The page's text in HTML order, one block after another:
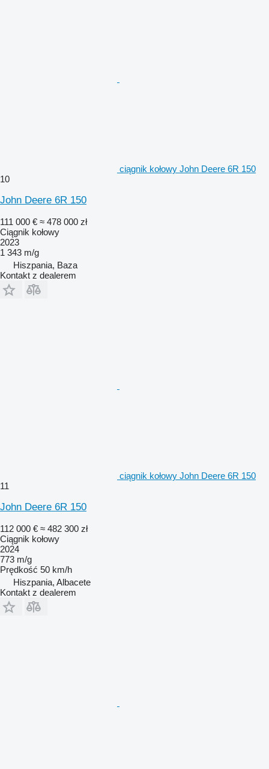
ciągnik kołowy John Deere 6R 150
10
John Deere 6R 150
111 000 € ≈ 478 000 zł
Ciągnik kołowy
2023
1 343 m/g
Hiszpania, Baza
Kontakt z dealerem
ciągnik kołowy John Deere 6R 150
11
John Deere 6R 150
112 000 € ≈ 482 300 zł
Ciągnik kołowy
2024
773 m/g
Prędkość 50 km/h
Hiszpania, Albacete
Kontakt z dealerem